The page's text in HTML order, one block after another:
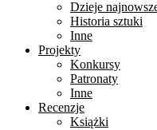
Dzieje
Historia sztuki
Inne
Projekty
Konkursy
Patronaty
Inne
Recenzje
Książki